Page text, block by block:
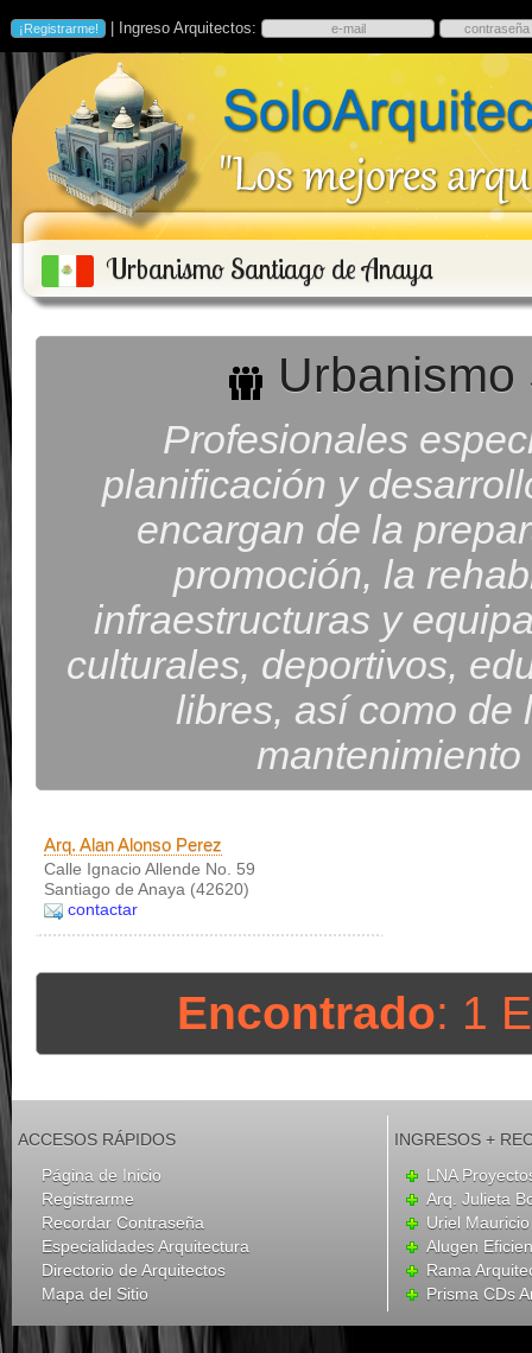
| Ingreso Arquitectos:
Urbanismo Santiago de Anaya
Urbanismo
Profesionales
planificación y
encargan de la
promoción, la
infraestructuras y
culturales, deportivos,
libres, así como de
Arq. Alan Alonso Perez
Calle Ignacio Allende No. 59
Santiago de Anaya (42620)
contactar
Encontrado: 1
ACCESOS RÁPIDOS
Página de Inicio
Registrarme
Recordar Contraseña
Especialidades Arquitectura
Directorio de Arquitectos
Mapa del Sitio
INGRESOS +
LNA
Arq. Julieta
Uriel
Alugen
Rama
Prisma CDs